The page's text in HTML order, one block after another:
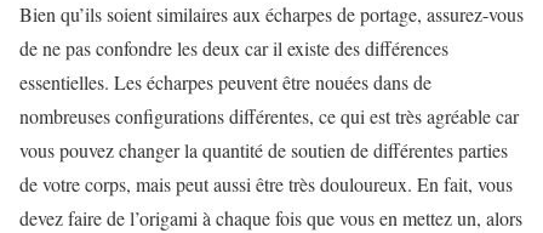
Bien qu’ils soient similaires aux écharpes de portage, assurez-vous
de ne pas confondre les deux car il existe des différences
essentielles. Les écharpes peuvent être nouées dans de
nombreuses configurations différentes, ce qui est très agréable car
vous pouvez changer la quantité de soutien de différentes parties
de votre corps, mais peut aussi être très douloureux. En fait, vous
devez faire de l’origami à chaque fois que vous en mettez un, alors